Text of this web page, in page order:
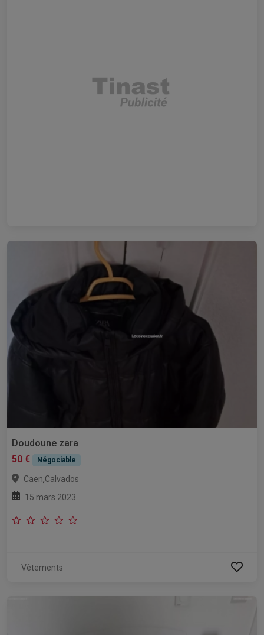
Doudoune zara
50 €
Négociable
Caen,Calvados
15 mars 2023
Vêtements